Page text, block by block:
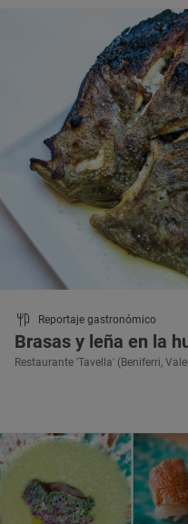
Reportaje gastronómico
Brasas y leña en la
Restaurante 'Tavella' (Beniferri,